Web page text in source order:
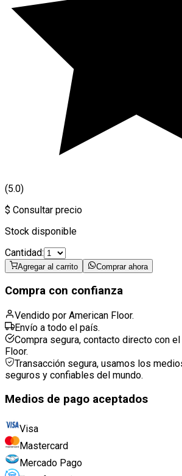
(5.0)
$ Consultar precio
Stock disponible
Cantidad:
Agregar al carrito Comprar ahora
Compra con confianza
Vendido por American Floor.
Envío a todo el país.
Compra segura, contacto directo con el
Floor.
Transacción segura, usamos los
seguros y confiables del mundo.
Medios de pago aceptados
Visa
Mastercard
Mercado Pago